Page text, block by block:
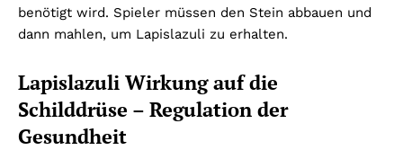
benötigt wird. Spieler müssen den Stein abbauen und
dann mahlen, um Lapislazuli zu erhalten.
Lapislazuli Wirkung auf die
Schilddrüse – Regulation der
Gesundheit